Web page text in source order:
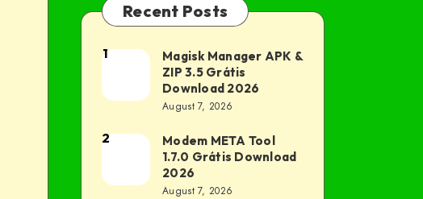
Recent Posts
Magisk
APK
3.5
1
Magisk Manager APK &
ZIP 3.5 Grátis
Download 2026
August 7, 2026
Modem
Tool
2
Modem META Tool
1.7.0 Grátis Download
2026
August 7, 2026